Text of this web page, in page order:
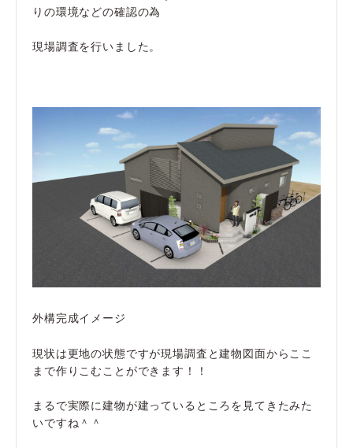
りの環境などの確認の為
現場調査を行いました。
外構完成イメージ
現状は更地の状態ですが現場調査と建物図面からここ
まで作りこむことができます！！
まるで実際に建物が建っているところを見てきたみた
いですね＾＾